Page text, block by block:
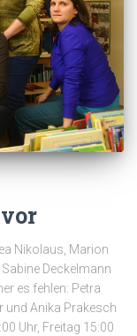
Nikolaus, Marion
Deckelmann
es fehlen: Petra
und Anika Prakesch
Uhr, Freitag 15:00